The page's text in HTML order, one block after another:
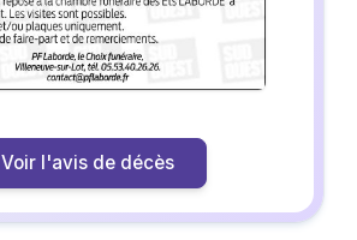
Voir l'avis de décès